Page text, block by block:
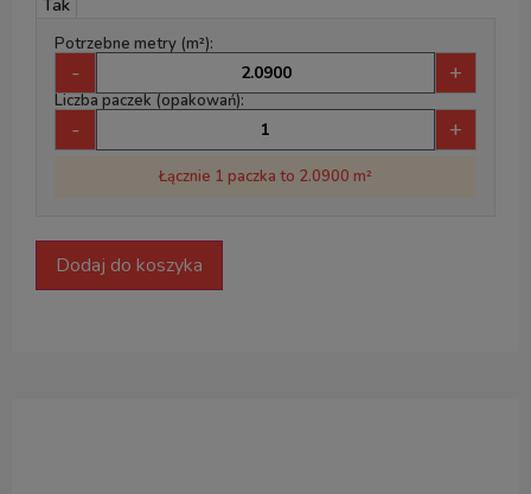
Potrzebne metry (m²):
- +
Liczba paczek (opakowań):
- +
Łącznie 1 paczka to 2.0900 m²
Dodaj do koszyka